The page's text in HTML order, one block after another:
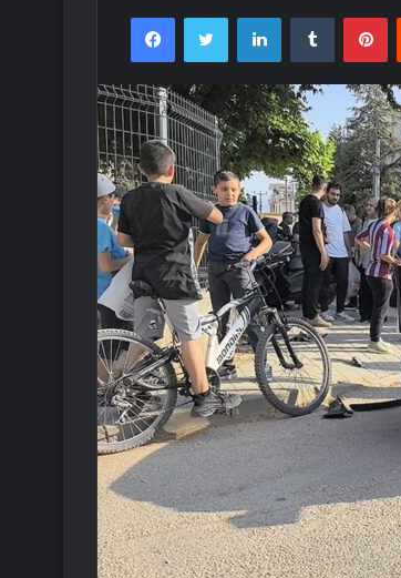
FacebookTwitter LinkedInTumblr